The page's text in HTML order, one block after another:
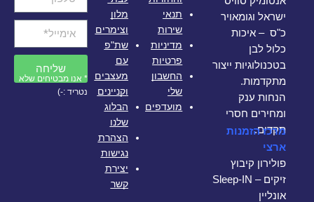
ישראל וגומאויר
כ"ס – איכות
כלול לבן
בטכנולוגיות ייצור
מתקדמות.
הנחות ענק
ומחירים חסרי
תקדים.
מרכז הזמנות
ארצי
פולירון קיבוץ
זיקים – Sleep-IN
אונליין
תנאי
שירות
מדיניות
פרטיות
החשבון
שלי
מועדפים
מלון
וצימרים
שת"פ
עם
מעצבים
וקניינים
הבלוג
שלנו
הצהרת
נגישות
יצירת
קשר
שליחה
* אנו מבטיחים שלא
נטריד :-)